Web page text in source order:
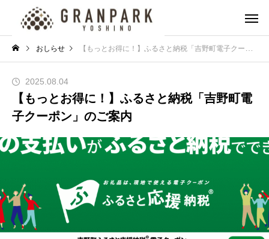
おしらせ 【もっとお得に！】ふるさと納税「吉野町電子クーポン」のご案内
【もっとお得に！】ふるさと納税「吉野町電
子クーポン」のご案内
2025.08.04